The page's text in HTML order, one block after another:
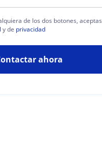
de los dos botones, aceptas
y de privacidad
ahora